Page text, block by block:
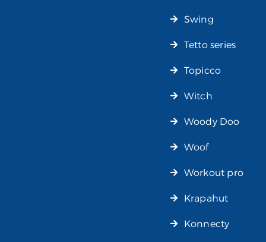
Swing
Tetto series
Topicco
Witch
Woody Doo
Woof
Workout pro
Krapahut
Konnecty